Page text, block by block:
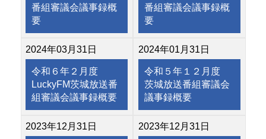
番組審議会議事録概
要
番組審議会議事録概
要
2024年03月31日
令和６年２月度
LuckyFM茨城放送番
組審議会議事録概要
2024年01月31日
令和５年１２月度
茨城放送番組審議会
議事録概要
2023年12月31日 2023年12月31日